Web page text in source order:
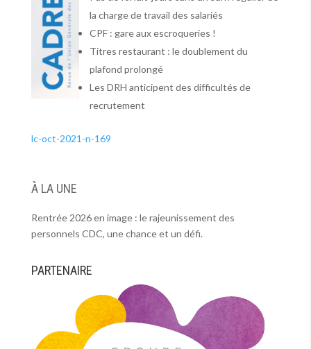
la charge de travail des salariés
CPF : gare aux escroqueries !
Titres restaurant : le doublement du
plafond prolongé
Les DRH anticipent des difficultés de
recrutement
lc-oct-2021-n-169
À LA UNE
Rentrée 2026 en image : le rajeunissement des
personnels CDC, une chance et un défi.
PARTENAIRE